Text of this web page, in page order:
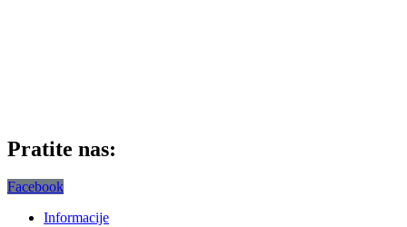
Pratite nas:
Facebook
Informacije